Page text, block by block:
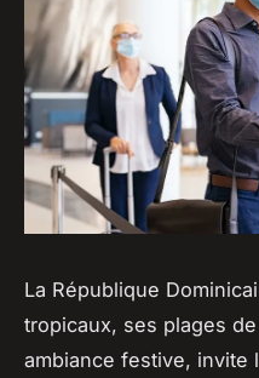
La République
tropicaux, ses plages
ambiance festive, invite